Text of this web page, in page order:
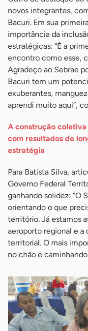
novos integrantes,
Bacuri. Em sua
importância da
estratégicas: “É a
encontro como esse,
Agradeço ao Sebrae
Bacuri tem um
exuberantes,
aprendi muito aqui”,
A construção
com resultados de
estratégia
Para Batista Silva,
Governo Federal
ganhando solidez: “O
orientando o que
território. Já estamos
aeroporto regional e
territorial. O mais
no chão e